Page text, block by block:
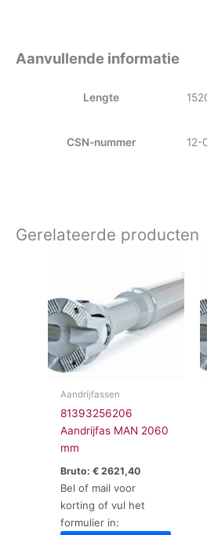
Aanvullende informatie
Lengte
CSN-nummer 12-
Gerelateerde producten
Aandrijfassen
81393256206
Aandrijfas MAN 2060
mm
Bruto:€ 2621,40
Bel of mail voor
korting of vul het
formulier in: